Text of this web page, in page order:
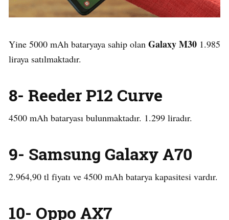
Yine 5000 mAh bataryaya sahip olan Galaxy M30 1.985
liraya satılmaktadır.
8- Reeder P12 Curve
4500 mAh bataryası bulunmaktadır. 1.299 liradır.
9- Samsung Galaxy A70
2.964,90 tl fiyatı ve 4500 mAh batarya kapasitesi vardır.
10- Oppo AX7